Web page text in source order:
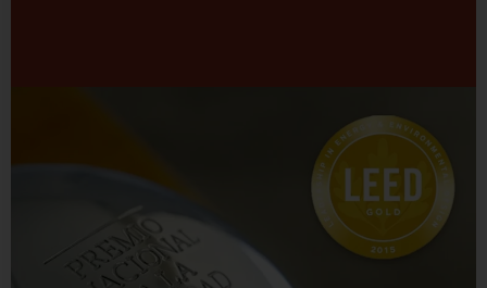
TASA ha adoptado el modelo que propone el Premio
Nacional a la Calidad.